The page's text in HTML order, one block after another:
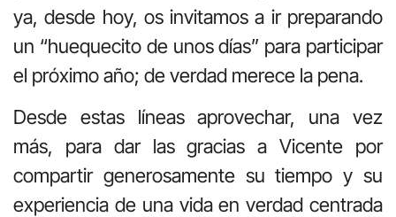
ya, desde hoy, os invitamos a ir preparando
un “huequecito de unos días” para participar
el próximo año; de verdad merece la pena.
Desde estas líneas aprovechar, una vez
más, para dar las gracias a Vicente por
compartir generosamente su tiempo y su
experiencia de una vida en verdad centrada